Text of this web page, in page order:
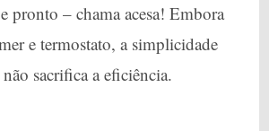
pronto – chama acesa! Embora
e termostato, a simplicidade
sacrifica a eficiência.